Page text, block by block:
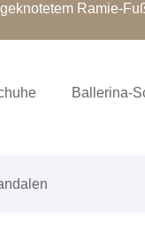
Ramie-
Ballerina-